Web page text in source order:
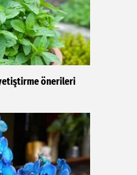
yetiştirme önerileri